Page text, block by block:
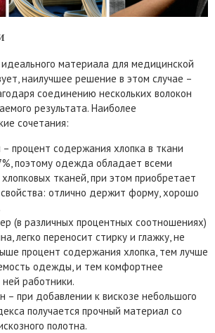
материала для медицинской
наилучшее решение в этом случае –
соединению нескольких волокон
результата. Наиболее
сочетания:
– процент содержания хлопка в ткани
поэтому одежда обладает всеми
тканей, при этом приобретает
отлично держит форму, хорошо
(в различных процентных соотношениях)
легко переносит стирку и глажку, не
процент содержания хлопка, тем лучше
одежды, и тем комфортнее
работники.
– при добавлении к вискозе небольшого
получается прочный материал со
полотна.